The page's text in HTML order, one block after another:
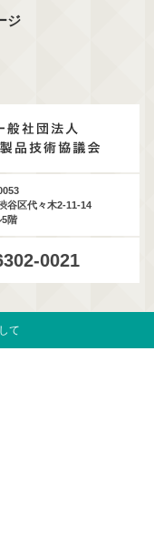
ジ
谷区代々木2-11-14
階
0021
て